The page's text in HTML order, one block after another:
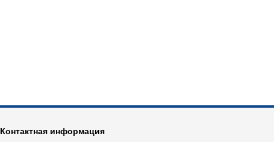
Контактная информация